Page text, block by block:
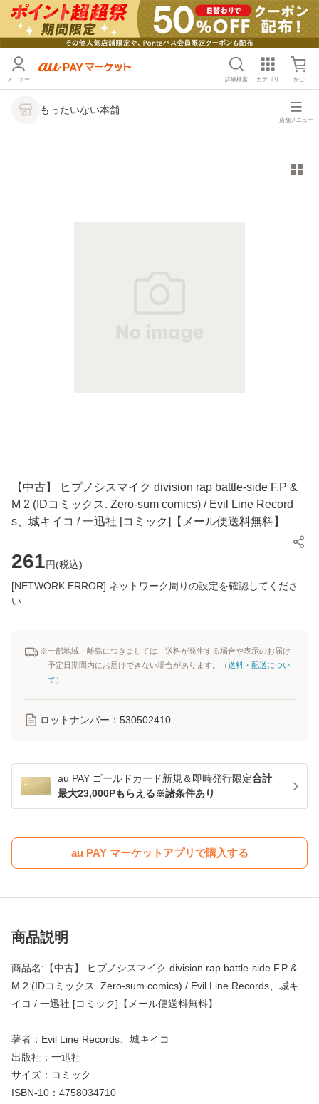
メニュー 詳細検索 カテゴリ かご
もったいない本舗
店舗メニュー
【中古】 ヒプノシスマイク division rap battle-side F.P &
M 2 (IDコミックス. Zero-sum comics) / Evil Line Record
s、城キイコ / 一迅社 [コミック]【メール便送料無料】
261円(税込)
[NETWORK ERROR] ネットワーク周りの設定を確認してくださ
い
※一部地域・離島につきましては、送料が発生する場合や表示のお届け
予定日期間内にお届けできない場合があります。（送料・配送につい
て ）
ロットナンバー： 530502410
au PAY ゴールドカード新規＆即時発行限定合計
最大23,000Pもらえる※諸条件あり
au PAY マーケットアプリで購入する
商品説明
商品名:【中古】 ヒプノシスマイク division rap battle-side F.P &
M 2 (IDコミックス. Zero-sum comics) / Evil Line Records、城キ
イコ / 一迅社 [コミック]【メール便送料無料】
著者：Evil Line Records、城キイコ
出版社：一迅社
サイズ：コミック
ISBN-10：4758034710